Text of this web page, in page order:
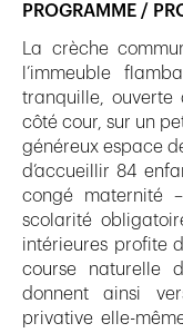
PROGRAMME /
La crèche
l’immeuble
tranquille,
côté cour, sur un
généreux espace
d’accueillir 84
congé maternité
scolarité
intérieures profite
course naturelle
donnent ainsi
privative elle-